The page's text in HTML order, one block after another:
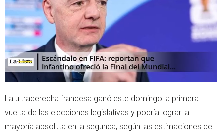
r
p
p
La ultraderecha francesa ganó este domingo la primera
vuelta de las elecciones legislativas y podría lograr la
mayoría absoluta en la segunda, según las estimaciones de